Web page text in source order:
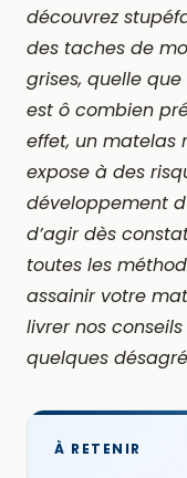
découvrez
des taches de
grises, quelle
est ô combien
effet, un matelas
expose à des
développement
d’agir dès
toutes les
assainir votre
livrer nos
quelques
À RETENIR